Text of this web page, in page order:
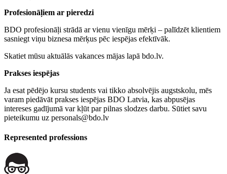
Profesionāļiem ar pieredzi
BDO profesionāļi strādā ar vienu vienīgu mērķi – palīdzēt klientiem
sasniegt viņu biznesa mērķus pēc iespējas efektīvāk.
Skatiet mūsu aktuālās vakances mājas lapā bdo.lv.
Prakses iespējas
Ja esat pēdējo kursu students vai tikko absolvējis augstskolu, mēs
varam piedāvāt prakses iespējas BDO Latvia, kas abpusējas
intereses gadījumā var kļūt par pilnas slodzes darbu. Sūtiet savu
pieteikumu uz personals@bdo.lv
Represented professions